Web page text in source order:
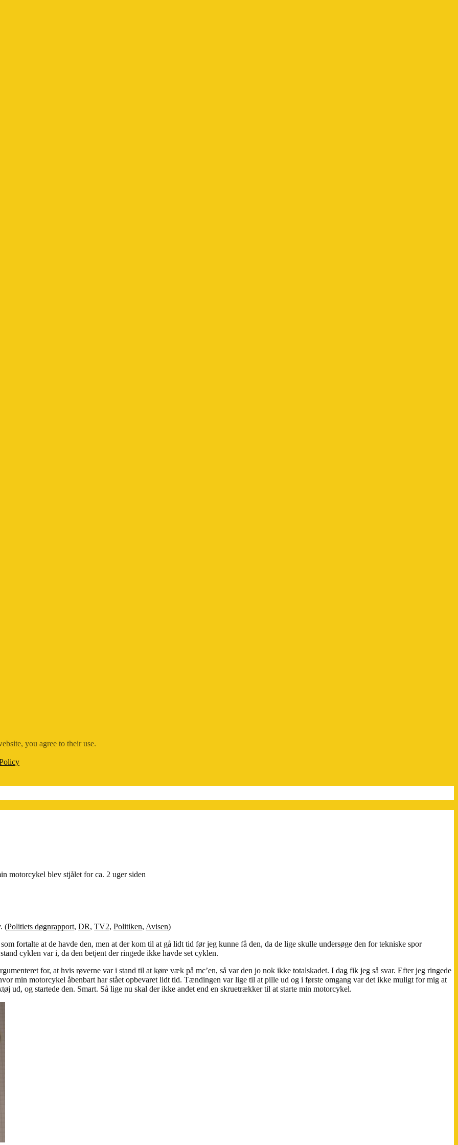
you agree to their use.
motorcykel blev stjålet for ca. 2 uger siden
(Politiets døgnrapport, DR, TV2, Politiken, Avisen)
fortalte at de havde den, men at der kom til at gå lidt tid før jeg kunne få den, da de lige skulle undersøge den for tekniske spor
cyklen var i, da den betjent der ringede ikke havde set cyklen.
for, at hvis røverne var i stand til at køre væk på mc’en, så var den jo nok ikke totalskadet. I dag fik jeg så svar. Efter jeg ringede
min motorcykel åbenbart har stået opbevaret lidt tid. Tændingen var lige til at pille ud og i første omgang var det ikke muligt for mig at
ud, og startede den. Smart. Så lige nu skal der ikke andet end en skruetrækker til at starte min motorcykel.